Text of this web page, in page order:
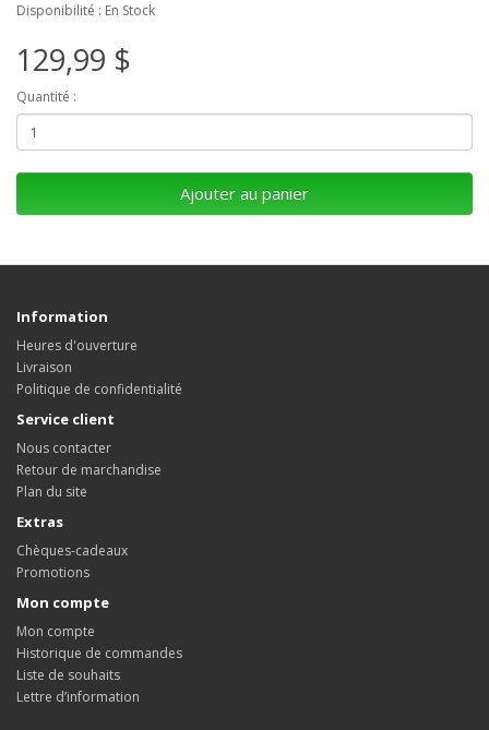
Disponibilité : En Stock
129,99 $
Quantité :
Ajouter au panier
Information
Heures d'ouverture
Livraison
Politique de confidentialité
Service client
Nous contacter
Retour de marchandise
Plan du site
Extras
Chèques-cadeaux
Promotions
Mon compte
Mon compte
Historique de commandes
Liste de souhaits
Lettre d’information